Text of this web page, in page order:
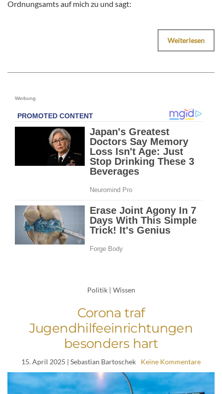
Ordnungsamts auf mich zu und sagt:
Weiterlesen
Werbung
Politik | Wissen
Corona traf
Jugendhilfeeinrichtungen
besonders hart
15. April 2025 | Sebastian Bartoschek Keine Kommentare